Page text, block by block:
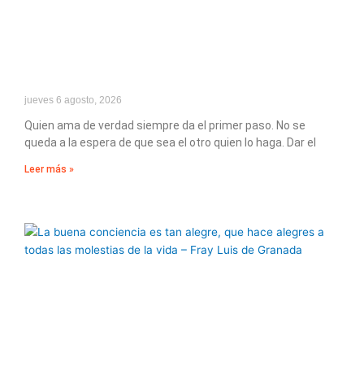
jueves 6 agosto, 2026
Quien ama de verdad siempre da el primer paso. No se
queda a la espera de que sea el otro quien lo haga. Dar el
Leer más »